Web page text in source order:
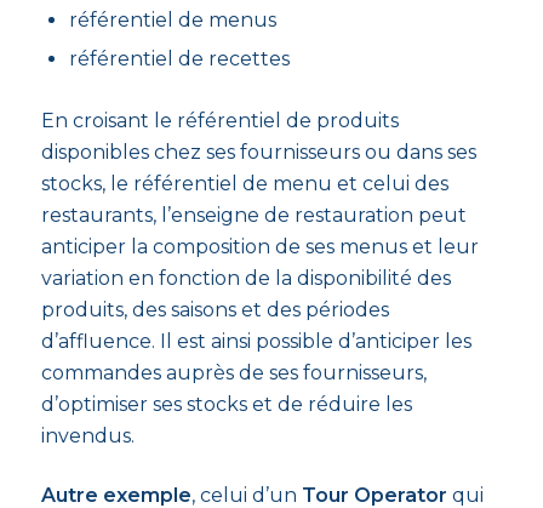
référentiel de menus
référentiel de recettes
En croisant le référentiel de produits
disponibles chez ses fournisseurs ou dans ses
stocks, le référentiel de menu et celui des
restaurants, l’enseigne de restauration peut
anticiper la composition de ses menus et leur
variation en fonction de la disponibilité des
produits, des saisons et des périodes
d’affluence. Il est ainsi possible d’anticiper les
commandes auprès de ses fournisseurs,
d’optimiser ses stocks et de réduire les
invendus.
Autre exemple, celui d’un Tour Operator qui